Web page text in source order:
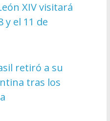
XIV visitará
y el 11 de
retiró a su
tras los